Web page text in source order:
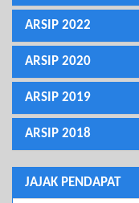
ARSIP 2022
ARSIP 2020
ARSIP 2019
ARSIP 2018
JAJAK PENDAPAT